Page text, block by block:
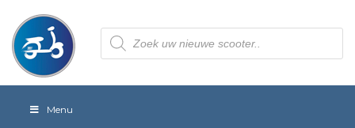
Producten
zoeken
Menu